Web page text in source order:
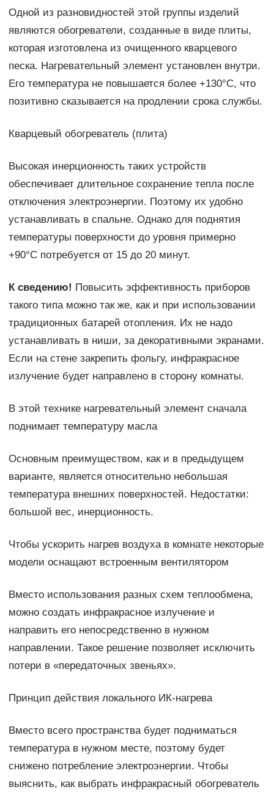
Одной из разновидностей этой группы изделий
являются обогреватели, созданные в виде плиты,
которая изготовлена из очищенного кварцевого
песка. Нагревательный элемент установлен внутри.
Его температура не повышается более +130°C, что
позитивно сказывается на продлении срока службы.
Кварцевый обогреватель (плита)
Высокая инерционность таких устройств
обеспечивает длительное сохранение тепла после
отключения электроэнергии. Поэтому их удобно
устанавливать в спальне. Однако для поднятия
температуры поверхности до уровня примерно
+90°C потребуется от 15 до 20 минут.
К сведению! Повысить эффективность приборов
такого типа можно так же, как и при использовании
традиционных батарей отопления. Их не надо
устанавливать в ниши, за декоративными экранами.
Если на стене закрепить фольгу, инфракрасное
излучение будет направлено в сторону комнаты.
В этой технике нагревательный элемент сначала
поднимает температуру масла
Основным преимуществом, как и в предыдущем
варианте, является относительно небольшая
температура внешних поверхностей. Недостатки:
большой вес, инерционность.
Чтобы ускорить нагрев воздуха в комнате некоторые
модели оснащают встроенным вентилятором
Вместо использования разных схем теплообмена,
можно создать инфракрасное излучение и
направить его непосредственно в нужном
направлении. Такое решение позволяет исключить
потери в «передаточных звеньях».
Принцип действия локального ИК-нагрева
Вместо всего пространства будет подниматься
температура в нужном месте, поэтому будет
снижено потребление электроэнергии. Чтобы
выяснить, как выбрать инфракрасный обогреватель